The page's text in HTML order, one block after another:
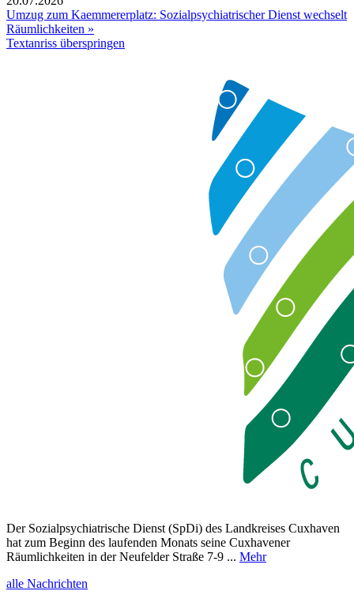
Umzug zum Kaemmererplatz: Sozialpsychiatrischer Dienst wechselt
Räumlichkeiten »
Textanriss überspringen
Der Sozialpsychiatrische Dienst (SpDi) des Landkreises Cuxhaven
hat zum Beginn des laufenden Monats seine Cuxhavener
Räumlichkeiten in der Neufelder Straße 7-9 ... Mehr
alle Nachrichten